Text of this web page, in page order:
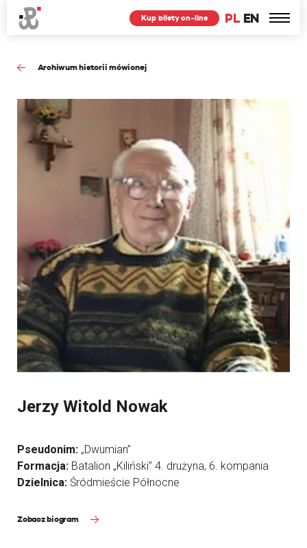
PL EN
Kup bilety on-line
Archiwum historii mówionej
Jerzy Witold Nowak
Pseudonim: „Dwumian”
Formacja: Batalion „Kiliński” 4. drużyna, 6. kompania
Dzielnica: Śródmieście Północne
Zobacz biogram